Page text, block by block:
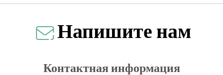
Напишите нам
Контактная информация